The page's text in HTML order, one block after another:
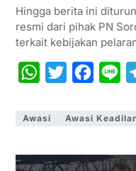
Hingga berita ini
resmi dari pihak PN
terkait kebijakan
W
a
s
i
t
c
b
n
Awasi Awasi